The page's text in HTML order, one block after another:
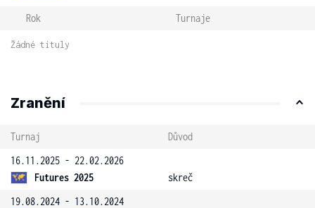
Rok Turnaje
Žádné tituly
Zranění
Turnaj
Důvod
16.11.2025 - 22.02.2026
Futures 2025
skreč
19.08.2024 - 13.10.2024